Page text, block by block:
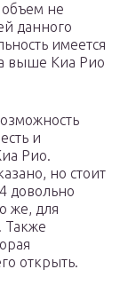
не
данного
имеется
выше Киа Рио
и
Рио.
но стоит
довольно
же, для
Также
открыть.